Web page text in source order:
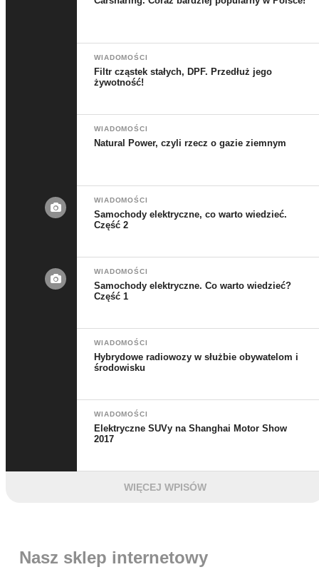
WIADOMOŚCI
Filtr cząstek stałych, DPF. Przedłuż jego
żywotność!
WIADOMOŚCI
Natural Power, czyli rzecz o gazie ziemnym
WIADOMOŚCI
Samochody elektryczne, co warto wiedzieć.
Część 2
WIADOMOŚCI
Samochody elektryczne. Co warto wiedzieć?
Część 1
WIADOMOŚCI
Hybrydowe radiowozy w służbie obywatelom i
środowisku
WIADOMOŚCI
Elektryczne SUVy na Shanghai Motor Show
2017
WIĘCEJ WPISÓW
Nasz sklep internetowy